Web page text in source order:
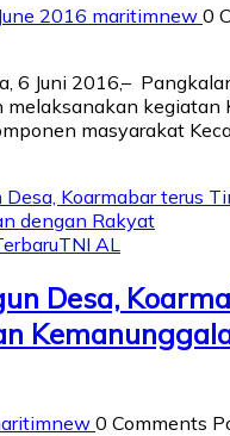
2016 maritimnew 0
6 Juni 2016,–
melaksanakan kegiatan
masyarakat
TNI AL
Desa,
0 Comments